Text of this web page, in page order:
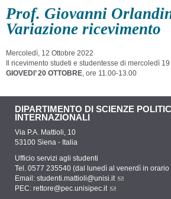
Prof. Giovanni
Variazione ricevimento
Mercoledì, 12 Ottobre 2022
Il ricevimento studeti e studentesse di mercoledì 19
GIOVEDI’ 20 OTTOBRE , ore 11.00-13.00
DIPARTIMENTO DI SCIENZE
INTERNAZIONALI
Via P.A. Mattioli, 10
53100 Siena - Italia
Ufficio servizi agli studenti
Tel. 0577 235540 (dal lunedì al venerdì in orario
Email: studenti.mattioli@unisi.it
PEC: rettore@pec.unisipec.it